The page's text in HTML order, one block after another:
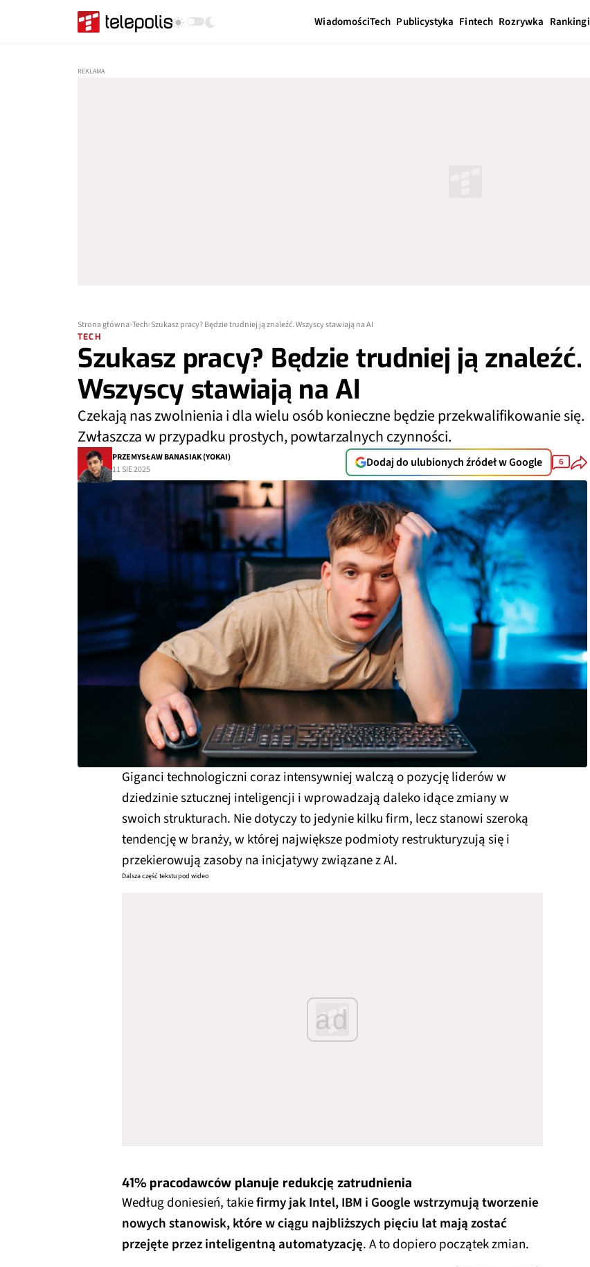
WiadomościTech Publicystyka Fintech Rozrywka Rankingi
Strona główna Tech Szukasz pracy? Będzie trudniej ją znaleźć. Wszyscy stawiają na AI
TECH
Szukasz pracy? Będzie trudniej ją znaleźć.
Wszyscy stawiają na AI
Czekają nas zwolnienia i dla wielu osób konieczne będzie przekwalifikowanie się.
Zwłaszcza w przypadku prostych, powtarzalnych czynności.
PRZEMYSŁAW BANASIAK (YOKAI)
11 SIE 2025
Dodaj do ulubionych źródeł w Google 6
Giganci technologiczni coraz intensywniej walczą o pozycję liderów w
dziedzinie sztucznej inteligencji i wprowadzają daleko idące zmiany w
swoich strukturach. Nie dotyczy to jedynie kilku firm, lecz stanowi szeroką
tendencję w branży, w której największe podmioty restrukturyzują się i
przekierowują zasoby na inicjatywy związane z AI.
Dalsza część tekstu pod wideo
ad
41% pracodawców planuje redukcję zatrudnienia
Według doniesień, takiefirmy jak Intel, IBM i Google wstrzymują tworzenie
nowych stanowisk, które w ciągu najbliższych pięciu lat mają zostać
przejęte przez inteligentną automatyzację. A to dopiero początek zmian.